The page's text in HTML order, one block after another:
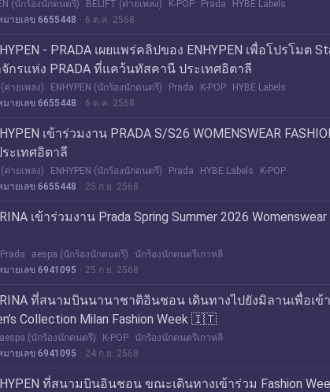
(นักร้องนักดนตรี) BELIFT (ค่ายเพลง) K-POP Prada
HYBE Labels
ายเลข 6655448
6 ต.ค. 2568
- PRADA เผยแพร่คลิปของ ENHYPEN เพื่อโปรโมต
กรแห่ง PRADA ที่แคว้นทัสคานี ประเทศอิตาลี
(ค่ายเพลง) ENHYPEN (นักร้องนักดนตรี) Prada K-POP
HYBE Labels
ายเลข 6655448
6 ต.ค. 2568
เข้าร่วมงาน PRADA S/S26 WOMENSWEAR
ะเทศอิตาลี
(ค่ายเพลง) ENHYPEN (นักร้องนักดนตรี) Prada HYBE Labels
K-POP
ายเลข 6655448
25 ก.ย. 2568
เข้าร่วมงาน Prada Spring Summer 2026
Prada aespa (นักร้องนักดนตรี)
นักร้องนักดนตรีเกาหลี
ายเลข 6941095
25 ก.ย. 2568
ที่สนามบินนานาชาติอินชอน เดินทางไปยังมิลานเพื่อเข้
Collection Milan Fashion Week 🇮🇹
aespa (นักร้องนักดนตรี) K-POP
นักร้องนักดนตรีเกาหลี
ายเลข 6941095
24 ก.ย. 2568
ที่สนามบินอินชอน ขณะเดินทางเข้าร่วม Fashion